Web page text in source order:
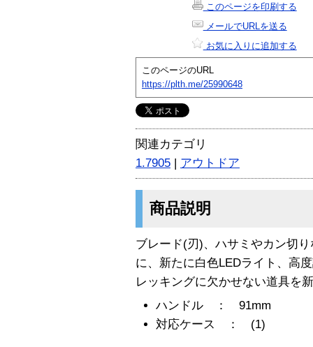
このページを印刷する
メールでURLを送る
お気に入りに追加する
このページのURL
https://plth.me/25990648
関連カテゴリ
1.7905 | アウトドア
商品説明
ブレード(刃)、ハサミやカン切
に、新たに白色LEDライト、高
レッキングに欠かせない道具を
ハンドル ： 91mm
対応ケース ： (1)